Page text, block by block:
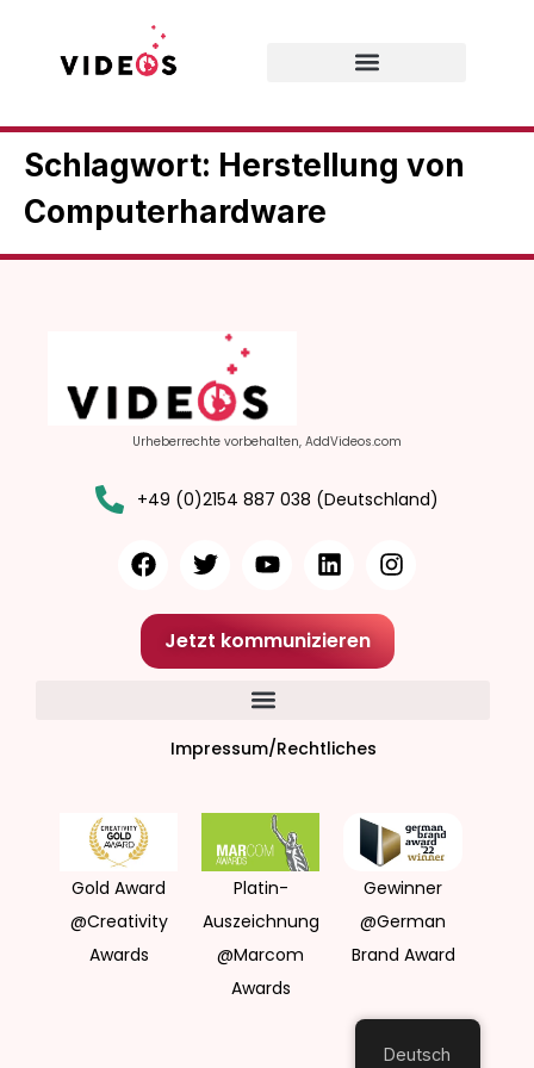
Schlagwort: Herstellung von
Computerhardware
Urheberrechte vorbehalten, AddVideos.com
+49 (0)2154 887 038 (Deutschland)
Jetzt kommunizieren
Impressum/Rechtliches
Gold Award
@Creativity
Awards
Platin-
Auszeichnung
@Marcom
Awards
Gewinner
@German
Brand Award
Deutsch